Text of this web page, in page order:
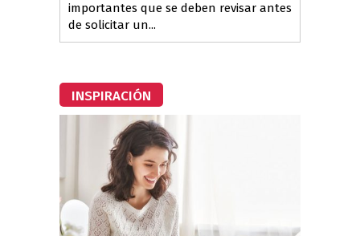
importantes que se deben revisar antes
de solicitar un...
INSPIRACIÓN